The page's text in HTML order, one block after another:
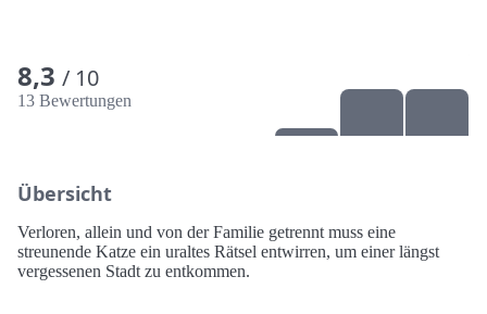
8,3 / 10
13 Bewertungen
Übersicht
Verloren, allein und von der Familie getrennt muss eine
streunende Katze ein uraltes Rätsel entwirren, um einer längst
vergessenen Stadt zu entkommen.